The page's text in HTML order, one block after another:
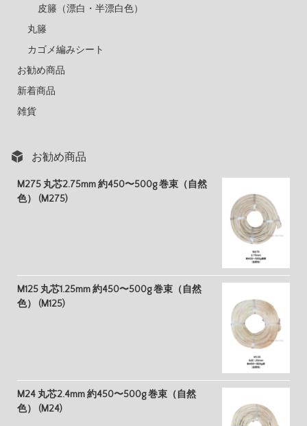
皮籐（漂白・半漂白色）
丸籐
カゴメ編みシート
お勧め商品
新着商品
雑貨
お勧め商品
M275 丸芯2.75mm 約450〜500g 巻束（自然
色） (M275)
M125 丸芯1.25mm 約450〜500g 巻束（自然
色） (M125)
M24 丸芯2.4mm 約450〜500g 巻束（自然
色） (M24)